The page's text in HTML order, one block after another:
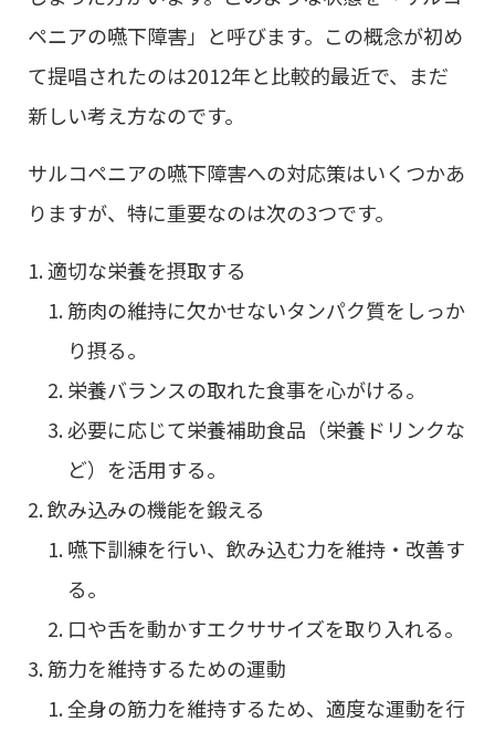
ペニアの嚥下障害」と呼びます。この概念が初め
て提唱されたのは2012年と比較的最近で、まだ
新しい考え方なのです。
サルコペニアの嚥下障害への対応策はいくつかあ
りますが、特に重要なのは次の3つです。
適切な栄養を摂取する
筋肉の維持に欠かせないタンパク質をしっか
り摂る。
栄養バランスの取れた食事を心がける。
必要に応じて栄養補助食品（栄養ドリンクな
ど）を活用する。
飲み込みの機能を鍛える
嚥下訓練を行い、飲み込む力を維持・改善す
る。
口や舌を動かすエクササイズを取り入れる。
筋力を維持するための運動
全身の筋力を維持するため、適度な運動を行